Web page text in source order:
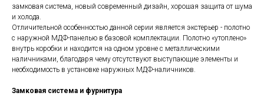
замковая система, новый современный дизайн, хорошая защита от шума
и холода.
Отличительной особенностью данной серии является экстерьер - полотно
с наружной МДФ-панелью в базовой комплектации. Полотно «утоплено»
внутрь коробки и находится на одном уровне с металлическими
наличниками, благодаря чему отсутствуют выступающие элементы и
необходимость в установке наружных МДФ-наличников.
Замковая система и фурнитура